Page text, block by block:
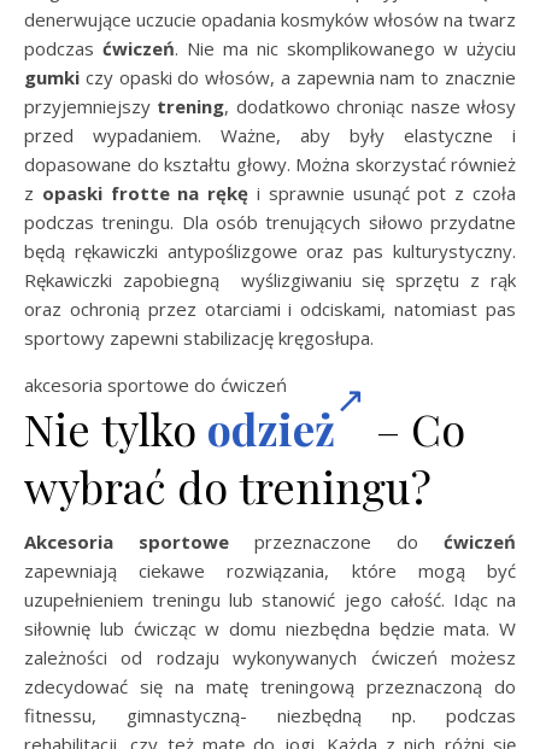
denerwujące uczucie opadania kosmyków włosów na twarz
podczas ćwiczeń. Nie ma nic skomplikowanego w użyciu
gumki czy opaski do włosów, a zapewnia nam to znacznie
przyjemniejszy trening, dodatkowo chroniąc nasze włosy
przed wypadaniem. Ważne, aby były elastyczne i
dopasowane do kształtu głowy. Można skorzystać również
z opaski frotte na rękę i sprawnie usunąć pot z czoła
podczas treningu. Dla osób trenujących siłowo przydatne
będą rękawiczki antypoślizgowe oraz pas kulturystyczny.
Rękawiczki zapobiegną wyślizgiwaniu się sprzętu z rąk
oraz ochronią przez otarciami i odciskami, natomiast pas
sportowy zapewni stabilizację kręgosłupa.
akcesoria sportowe do ćwiczeń
Nie tylko odzież
– Co
wybrać do treningu?
Akcesoria sportowe przeznaczone do ćwiczeń
zapewniają ciekawe rozwiązania, które mogą być
uzupełnieniem treningu lub stanowić jego całość. Idąc na
siłownię lub ćwicząc w domu niezbędna będzie mata. W
zależności od rodzaju wykonywanych ćwiczeń możesz
zdecydować się na matę treningową przeznaczoną do
fitnessu, gimnastyczną- niezbędną np. podczas
rehabilitacji, czy też matę do jogi. Każda z nich różni się